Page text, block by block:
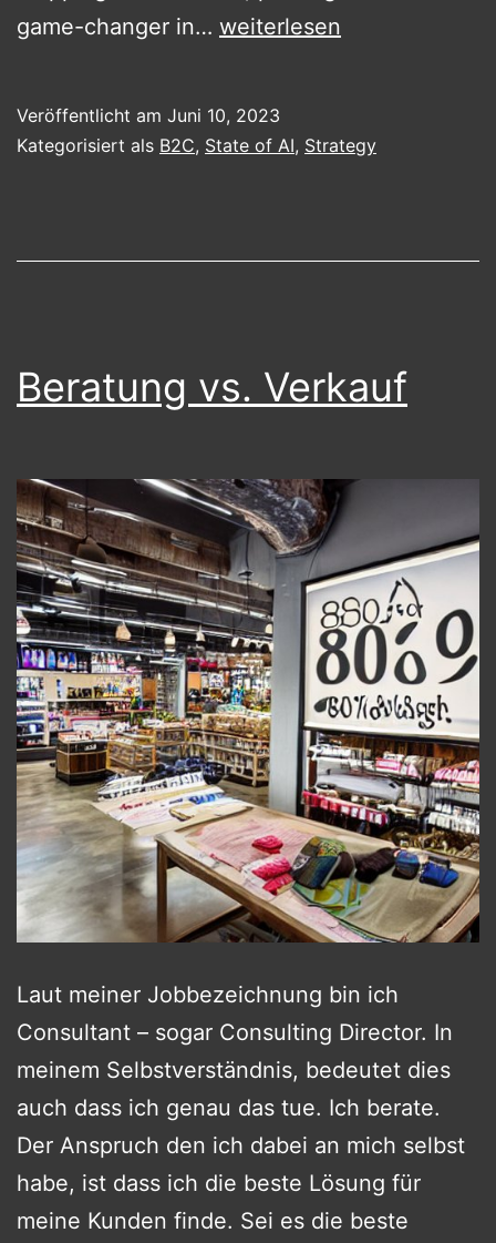
game-changer in… The
of
weiterlesen
Veröffentlicht am Juni 10, 2023
Kategorisiert als B2C, State of AI, Strategy
Beratung vs. Verkauf
Laut meiner Jobbezeichnung bin ich
Consultant – sogar Consulting Director. In
meinem Selbstverständnis, bedeutet dies
auch dass ich genau das tue. Ich berate.
Der Anspruch den ich dabei an mich selbst
habe, ist dass ich die beste Lösung für
meine Kunden finde. Sei es die beste